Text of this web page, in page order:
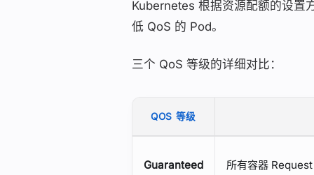
Kubernetes 根据资源配额的设置
低 QoS 的 Pod。
三个 QoS 等级的详细对比：
QOS 等级
Guaranteed 所有容器